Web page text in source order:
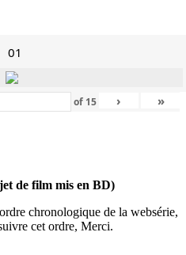
01
of 15 › »
de film mis en BD)
chronologique de la websérie,
cet ordre, Merci.